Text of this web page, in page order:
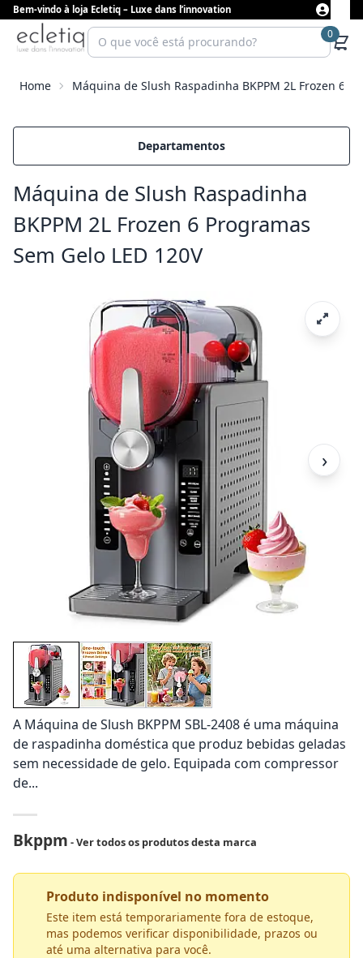
Bem-vindo à loja Ecletiq – Luxe dans l’innovation
0
Home Máquina de Slush Raspadinha BKPPM 2L Frozen 6
Departamentos
Máquina de Slush Raspadinha
BKPPM 2L Frozen 6 Programas
Sem Gelo LED 120V
›
A Máquina de Slush BKPPM SBL-2408 é uma máquina
de raspadinha doméstica que produz bebidas geladas
sem necessidade de gelo. Equipada com compressor
de...
Bkppm - Ver todos os produtos desta marca
Produto indisponível no momento
Este item está temporariamente fora de estoque,
mas podemos verificar disponibilidade, prazos ou
até uma alternativa para você.